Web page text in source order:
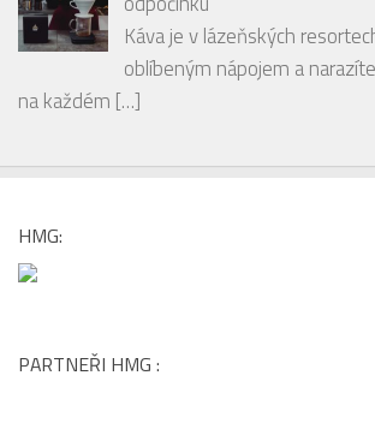
Káva je v lázeňských
oblíbeným nápojem a
na každém […]
HMG:
PARTNEŘI HMG :